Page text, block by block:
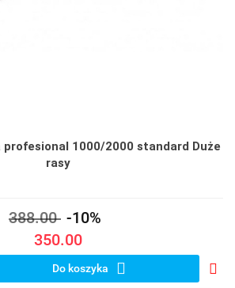
profesional 1000/2000 standard Duże
rasy
388.00 -10%
350.00
Do koszyka